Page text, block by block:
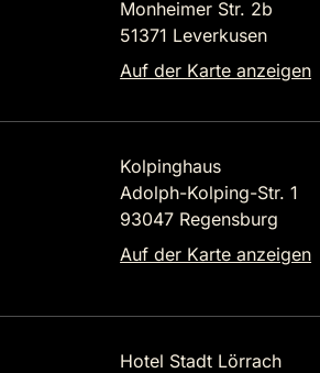
Monheimer Str. 2b
51371 Leverkusen
Auf der Karte anzeigen
Kolpinghaus
Adolph-Kolping-Str. 1
93047 Regensburg
Auf der Karte anzeigen
Hotel Stadt Lörrach